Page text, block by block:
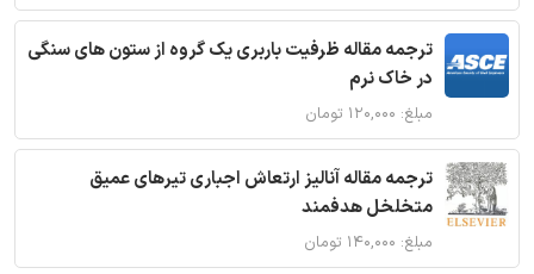
ترجمه مقاله ظرفیت باربری یک گروه از ستون های سنگی
در خاک نرم
مبلغ: ۱۲۰,۰۰۰ تومان
ترجمه مقاله آنالیز ارتعاش اجباری تیرهای عمیق
متخلخل هدفمند
مبلغ: ۱۴۰,۰۰۰ تومان